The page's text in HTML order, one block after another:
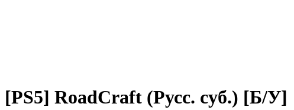
[PS5] RoadCraft (Русс. суб.) [Б/У]